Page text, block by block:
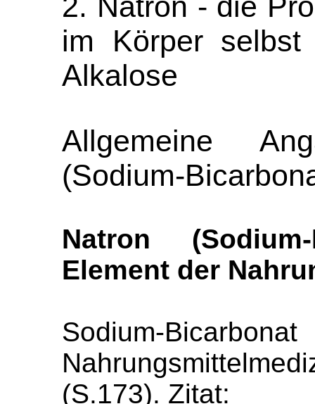
im Körper selbst
Alkalose
Allgemeine
(Sodium-
Natron
Element der
Sodium-
(S.173). Zitat: